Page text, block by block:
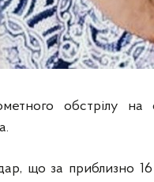
обстрілу на
що за приблизно